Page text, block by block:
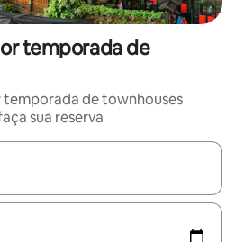
temporada de
de townhouses
sua reserva
estiverem disponíveis, explore-os